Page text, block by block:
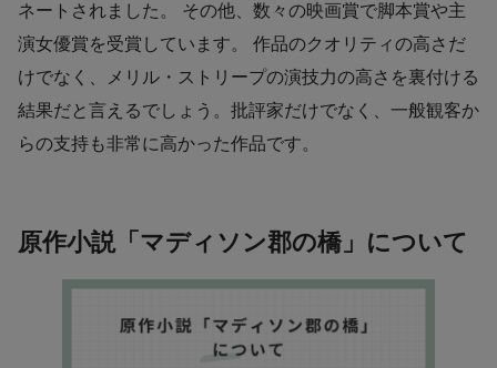
ネートされました。 その他、数々の映画賞で脚本賞や主
演女優賞を受賞しています。 作品のクオリティの高さだ
けでなく、メリル・ストリープの演技力の高さを裏付ける
結果だと言えるでしょう。批評家だけでなく、一般観客か
らの支持も非常に高かった作品です。
原作小説「マディソン郡の橋」について